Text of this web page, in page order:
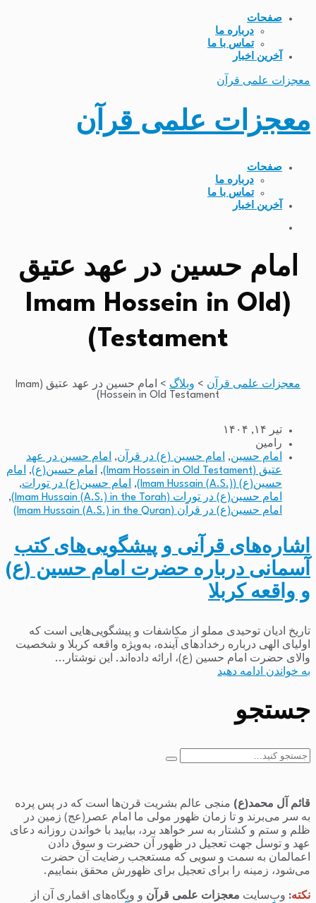
صفحات
درباره ما
تماس با ما
آخرین اخبار
معجزات علمی قرآن
معجزات علمی قرآن
صفحات
درباره ما
تماس با ما
آخرین اخبار
امام حسین در عهد عتیق
(Imam Hossein in Old
Testament)
معجزات علمی قرآن > وبلاگ >
امام حسین در عهد عتیق (Imam
Hossein in Old Testament)
تیر ۱۴, ۱۴۰۴
رامین
امام حسین, امام حسین (ع) در قرآن, امام حسین در عهد
عتیق (Imam Hossein in Old Testament)
, امام حسین(ع), امام
حسین(ع) (Imam Hussain (A.S.))
, امام حسین(ع) در تورات,
امام حسین(ع) در تورات (Imam Hussain (A.S.) in the Torah)
,
امام حسین(ع) در قرآن (Imam Hussain (A.S.) in the Quran)
اشاره‌های قرآنی و پیشگویی‌های کتب
آسمانی درباره حضرت امام حسین (ع)
و واقعه کربلا
تاریخ ادیان توحیدی مملو از مکاشفات و پیشگویی‌هایی است که
اولیای الهی درباره رخدادهای آینده، به‌ویژه واقعه کربلا و شخصیت
والای حضرت امام حسین (ع)، ارائه داده‌اند. این نوشتار...
به خواندن ادامه دهید
جستجو
جستجو
قائم آل محمد(ع) منجی عالم بشریت قرن‌ها است که در پس پرده
به سر می‌برند و تا زمان ظهور مولی ما امام عصر(عج) زمین در
ظلم و ستم و کشتار به سر خواهد برد، بیایید با خواندن روزانه دعای
عهد و توسل جهت تعجیل در ظهور آن حضرت و سوق دادن
اعمالمان به سمت و سویی که مستعجب رضایت آن حضرت
می‌شود، زمینه را برای تعجیل برای ظهورش محقق بنماییم.
نکته: وب‌سایت معجزات علمی قرآن و وبگاه‌های اقماری آن از